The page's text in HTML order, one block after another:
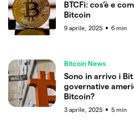
BTCFi: cos’è e
Bitcoin
9 aprile, 2025 ● 6 min
Bitcoin News
Sono in arrivo i
governative
Bitcoin?
3 aprile, 2025 ● 5 min